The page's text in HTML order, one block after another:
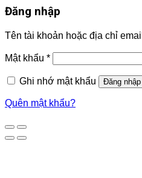
Đăng nhập
Tên tài khoản hoặc địa chỉ email
Mật khẩu *
Ghi nhớ mật khẩu Đăng nhập
Quên mật khẩu?